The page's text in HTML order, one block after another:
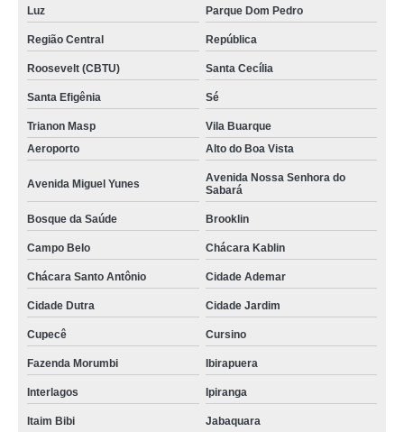
Luz Parque Dom Pedro
Região Central República
Roosevelt (CBTU) Santa Cecília
Santa Efigênia Sé
Trianon Masp
Vila Buarque
Aeroporto
Alto do Boa Vista
Avenida Miguel Yunes
Avenida Nossa Senhora do
Sabará
Bosque da Saúde Brooklin
Campo Belo Chácara Kablin
Chácara Santo Antônio Cidade Ademar
Cidade Dutra Cidade Jardim
Cupecê Cursino
Fazenda Morumbi Ibirapuera
Interlagos Ipiranga
Itaim Bibi Jabaquara